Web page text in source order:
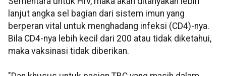
lanjut angka sel bagian dari sistem imun yang
berperan vital untuk menghadang infeksi (CD4)-nya.
Bila CD4-nya lebih kecil dari 200 atau tidak diketahui,
maka vaksinasi tidak diberikan.